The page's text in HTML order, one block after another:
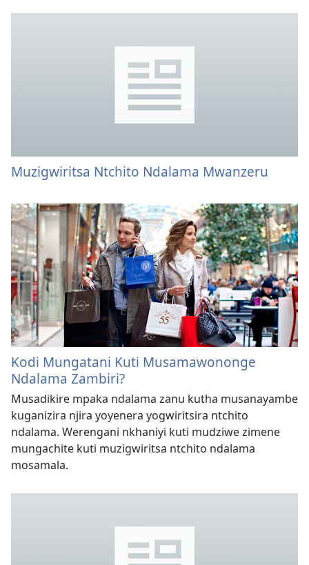
Muzigwiritsa Ntchito Ndalama Mwanzeru
Kodi Mungatani Kuti Musamawononge
Ndalama Zambiri?
Musadikire mpaka ndalama zanu kutha musanayambe
kuganizira njira yoyenera yogwiritsira ntchito
ndalama. Werengani nkhaniyi kuti mudziwe zimene
mungachite kuti muzigwiritsa ntchito ndalama
mosamala.